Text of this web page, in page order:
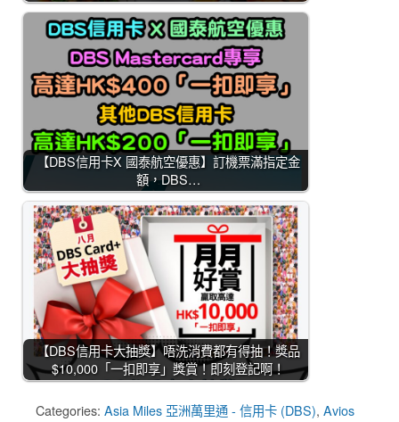
【DBS信用卡X 國泰航空優惠】訂機票滿指定金
額，DBS…
【DBS信用卡大抽獎】唔洗消費都有得抽！獎品
$10,000「一扣即享」獎賞！即刻登記啊！
Categories: Asia Miles 亞洲萬里通 - 信用卡 (DBS), Avios